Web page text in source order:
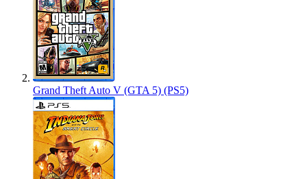
Grand Theft Auto V (GTA 5) (PS5)